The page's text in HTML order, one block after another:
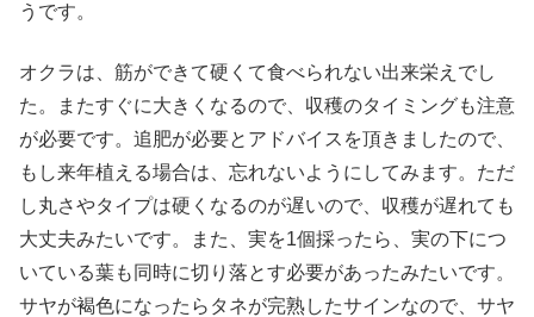
うです。
オクラは、筋ができて硬くて食べられない出来栄えでし
た。またすぐに大きくなるので、収穫のタイミングも注意
が必要です。追肥が必要とアドバイスを頂きましたので、
もし来年植える場合は、忘れないようにしてみます。ただ
し丸さやタイプは硬くなるのが遅いので、収穫が遅れても
大丈夫みたいです。また、実を1個採ったら、実の下につ
いている葉も同時に切り落とす必要があったみたいです。
サヤが褐色になったらタネが完熟したサインなので、サヤ